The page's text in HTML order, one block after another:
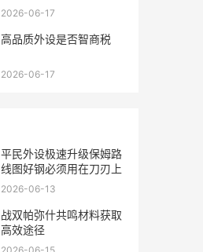
2026-06-17
高品质外设是否智商税
2026-06-17
平民外设极速升级保姆路
线图好钢必须用在刀刃上
2026-06-13
战双帕弥什共鸣材料获取
高效途径